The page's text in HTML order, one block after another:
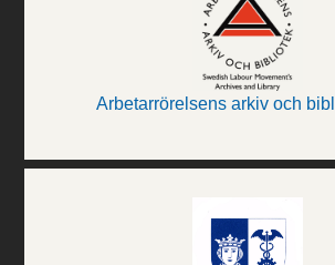
Arbetarrörelsens arkiv och